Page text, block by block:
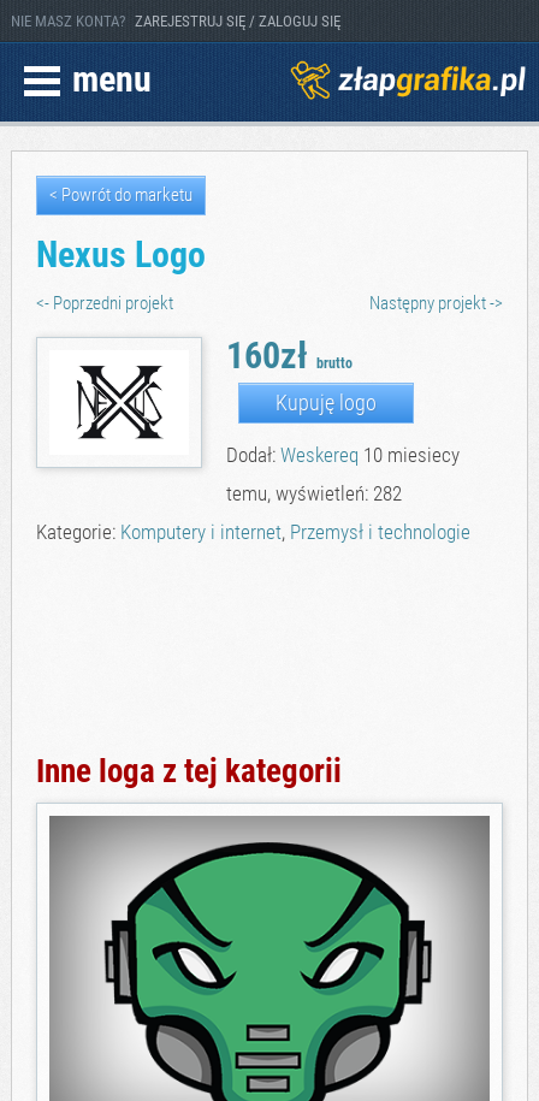
NIE MASZ KONTA? ZAREJESTRUJ SIĘ / ZALOGUJ SIĘ
menu
< Powrót do marketu
Nexus Logo
<- Poprzedni projekt Następny projekt ->
160złbrutto
Kupuję logo
Dodał:Weskereq 10 miesiecy
temu, wyświetleń: 282
Kategorie: Komputery i internet, Przemysł i technologie
Inne loga z tej kategorii